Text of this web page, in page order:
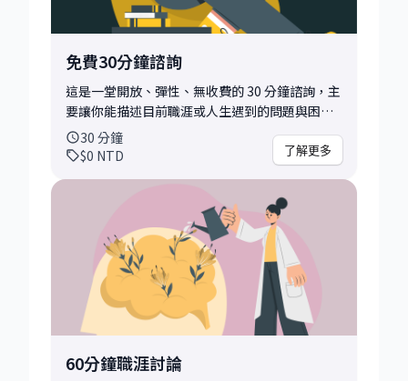
免費30分鐘諮詢
這是一堂開放、彈性、無收費的 30 分鐘諮詢，主
要讓你能描述目前職涯或人生遇到的問題與困
擾、或試圖釐清一些想法，不論是面對職涯/人生
的困境、轉職的猶豫，或只是想找人討論方向，
這堂諮詢可以作為一個釐清需求與了解導師是否
確的疑問或困擾，非常歡迎你將想討論的內容在
我們會面時分享，即使自身的情況不是十分明
確，一樣歡迎你在這30分鐘的時間，給自己說話
的機會、從中或許會有更多延伸討論的方向。 討
論的主題可以包括： • 職涯發展/定位 • 讓你困
擾的職場情境 • 海外工作的準備/經驗 • 生醫領
域內的相關主題 • 生活/人生的困擾或自我規劃
在這30分鐘的時間，除了瞭解你的狀況與困擾，
幫助導師釐清之後可能的討論方向，更重要的是
30 分鐘
$0 NTD 了解更多
60分鐘職涯討論